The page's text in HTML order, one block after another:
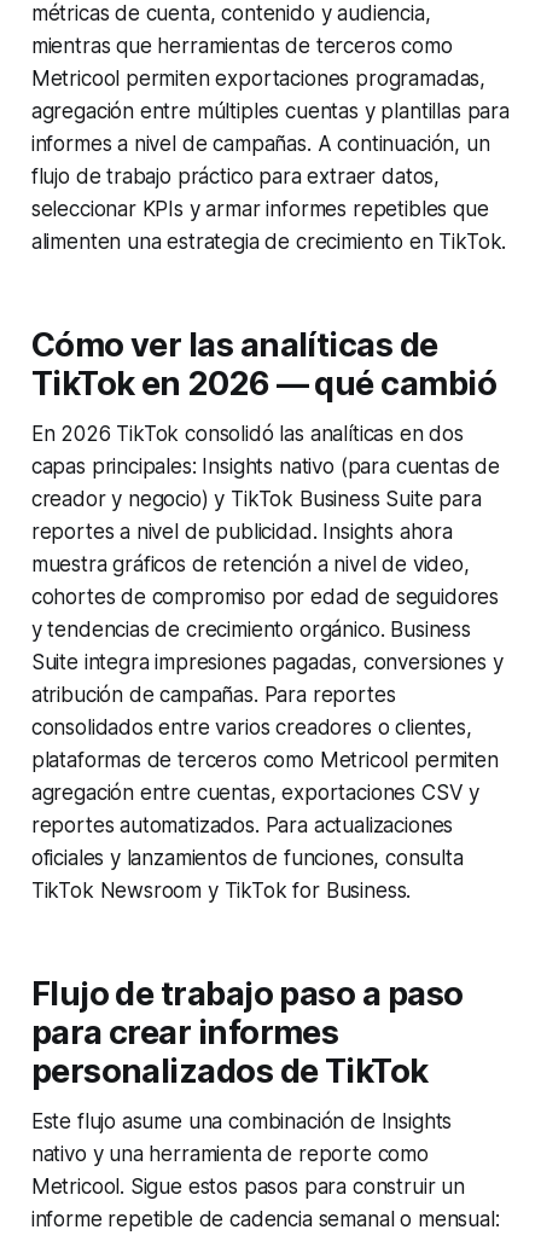
métricas de cuenta, contenido y audiencia,
mientras que herramientas de terceros como
Metricool permiten exportaciones programadas,
agregación entre múltiples cuentas y plantillas para
informes a nivel de campañas. A continuación, un
flujo de trabajo práctico para extraer datos,
seleccionar KPIs y armar informes repetibles que
alimenten una estrategia de crecimiento en TikTok.
Cómo ver las analíticas de
TikTok en 2026 — qué cambió
En 2026 TikTok consolidó las analíticas en dos
capas principales: Insights nativo (para cuentas de
creador y negocio) y TikTok Business Suite para
reportes a nivel de publicidad. Insights ahora
muestra gráficos de retención a nivel de video,
cohortes de compromiso por edad de seguidores
y tendencias de crecimiento orgánico. Business
Suite integra impresiones pagadas, conversiones y
atribución de campañas. Para reportes
consolidados entre varios creadores o clientes,
plataformas de terceros como Metricool permiten
agregación entre cuentas, exportaciones CSV y
reportes automatizados. Para actualizaciones
oficiales y lanzamientos de funciones, consulta
TikTok Newsroom y TikTok for Business.
Flujo de trabajo paso a paso
para crear informes
personalizados de TikTok
Este flujo asume una combinación de Insights
nativo y una herramienta de reporte como
Metricool. Sigue estos pasos para construir un
informe repetible de cadencia semanal o mensual: